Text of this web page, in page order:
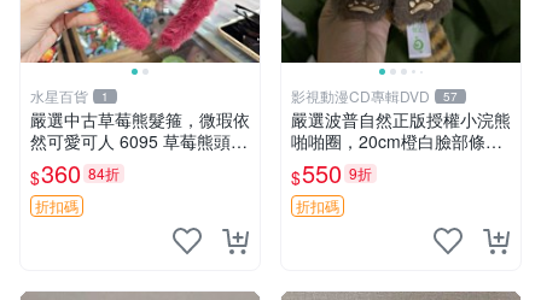
水星百貨 1
嚴選中古草莓熊髮箍，微瑕依
然可愛可人 6095 草莓熊頭飾
中古髮圈 熊寶 寶寶 娃娃熊髮
箍 中古收藏 玩具髮夾
$360 84折
折扣碼
影視動漫CD專輯DVD 57
嚴選波普自然正版授權小浣熊
啪啪圈，20cm橙白臉部條紋
清晰，毛絨超萌贈品推薦。
小浣熊 波普 圈環
$550 9折
折扣碼